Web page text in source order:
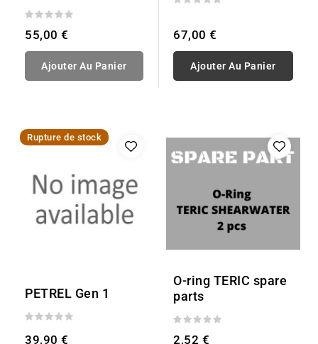
55,00 €
Ajouter Au Panier
67,00 €
Ajouter Au Panier
Rupture de stock
PETREL Gen 1
39,90 €
O-ring TERIC spare
parts
2,52 €